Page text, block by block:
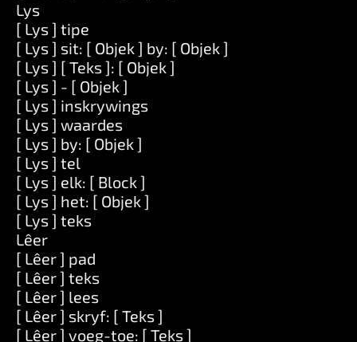
Lys
[ Lys ] tipe
[ Lys ] sit: [ Objek ] by: [ Objek ]
[ Lys ] [ Teks ]: [ Objek ]
[ Lys ] - [ Objek ]
[ Lys ] inskrywings
[ Lys ] waardes
[ Lys ] by: [ Objek ]
[ Lys ] tel
[ Lys ] elk: [ Block ]
[ Lys ] het: [ Objek ]
[ Lys ] teks
Lêer
[ Lêer ] pad
[ Lêer ] teks
[ Lêer ] lees
[ Lêer ] skryf: [ Teks ]
[ Lêer ] voeg-toe: [ Teks ]